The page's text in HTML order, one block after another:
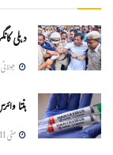
دہلی
جولائی 22, 2026
ہنتا
مئی 11, 2026